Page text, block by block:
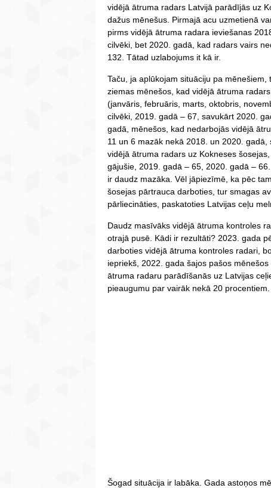
vidējā ātruma radars Latvijā parādījās uz
dažus mēnešus. Pirmajā acu uzmetienā
pirms vidējā ātruma radara ieviešanas
cilvēki, bet 2020. gadā, kad radars vairs
132. Tātad uzlabojums it kā ir.
Taču, ja aplūkojam situāciju pa
ziemas mēnešos, kad vidējā ātruma
(janvāris, februāris, marts, oktobris,
cilvēki, 2019. gadā – 67, savukārt 2020.
gadā, mēnešos, kad nedarbojās vidējā
11 un 6 mazāk nekā 2018. un 2020.
vidējā ātruma radars uz Kokneses
gājušie, 2019. gadā – 65, 2020. gadā –
ir daudz mazāka. Vēl jāpiezīmē, ka pēc
šosejas pārtrauca darboties, tur smagas
pārliecināties, paskatoties Latvijas ceļu
Daudz masīvāks vidējā ātruma kontroles
otrajā pusē. Kādi ir rezultāti? 2023. gada
darboties vidējā ātruma kontroles radari,
iepriekš, 2022. gada šajos pašos
ātruma radaru parādīšanās uz Latvijas
pieaugumu par vairāk nekā 20 procentiem.
Šogad situācija ir labāka. Gada astoņos